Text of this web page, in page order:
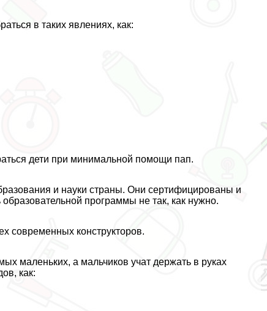
в таких явлениях, как:
дети при минимальной помощи пап.
и науки страны. Они сертифицированы и
программы не так, как нужно.
современных конструкторов.
маленьких, а мальчиков учат держать в руках
как: